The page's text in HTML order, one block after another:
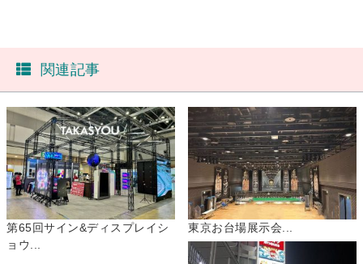
関連記事
第65回サイン&ディスプレイシ
ョウ...
東京お台場展示会...